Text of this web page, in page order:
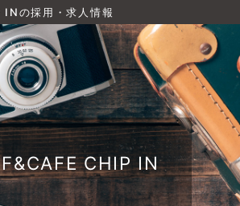
の採用・求人情報
CHIP IN